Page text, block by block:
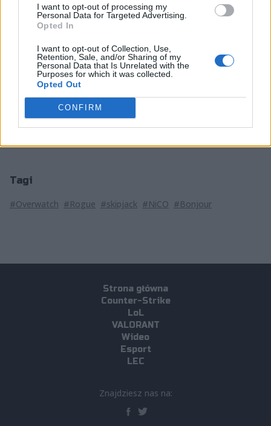
I want to opt-out of processing my
Personal Data for Targeted Advertising.
Opted In
I want to opt-out of Collection, Use,
Retention, Sale, and/or Sharing of my
Personal Data that Is Unrelated with the
Purposes for which it was collected.
Opted Out
CONFIRM
Obecny skład Rogue prezentuje się następująco:
Benjamin "uNKOE" Chevasson
Dylan "aKm" Bignet
Michaël "winz" Bignet
Jean-Louis "KnOxXx" Boyer
Nicolas "NiCO" Moret
Tagi
#Overwatch #Rogue #skipjack #NiCO #Bonjour
Strona główna
Counter-Strike
LoL
VALORANT
Wideo
Esport
LEC
Znajdziesz nas na: